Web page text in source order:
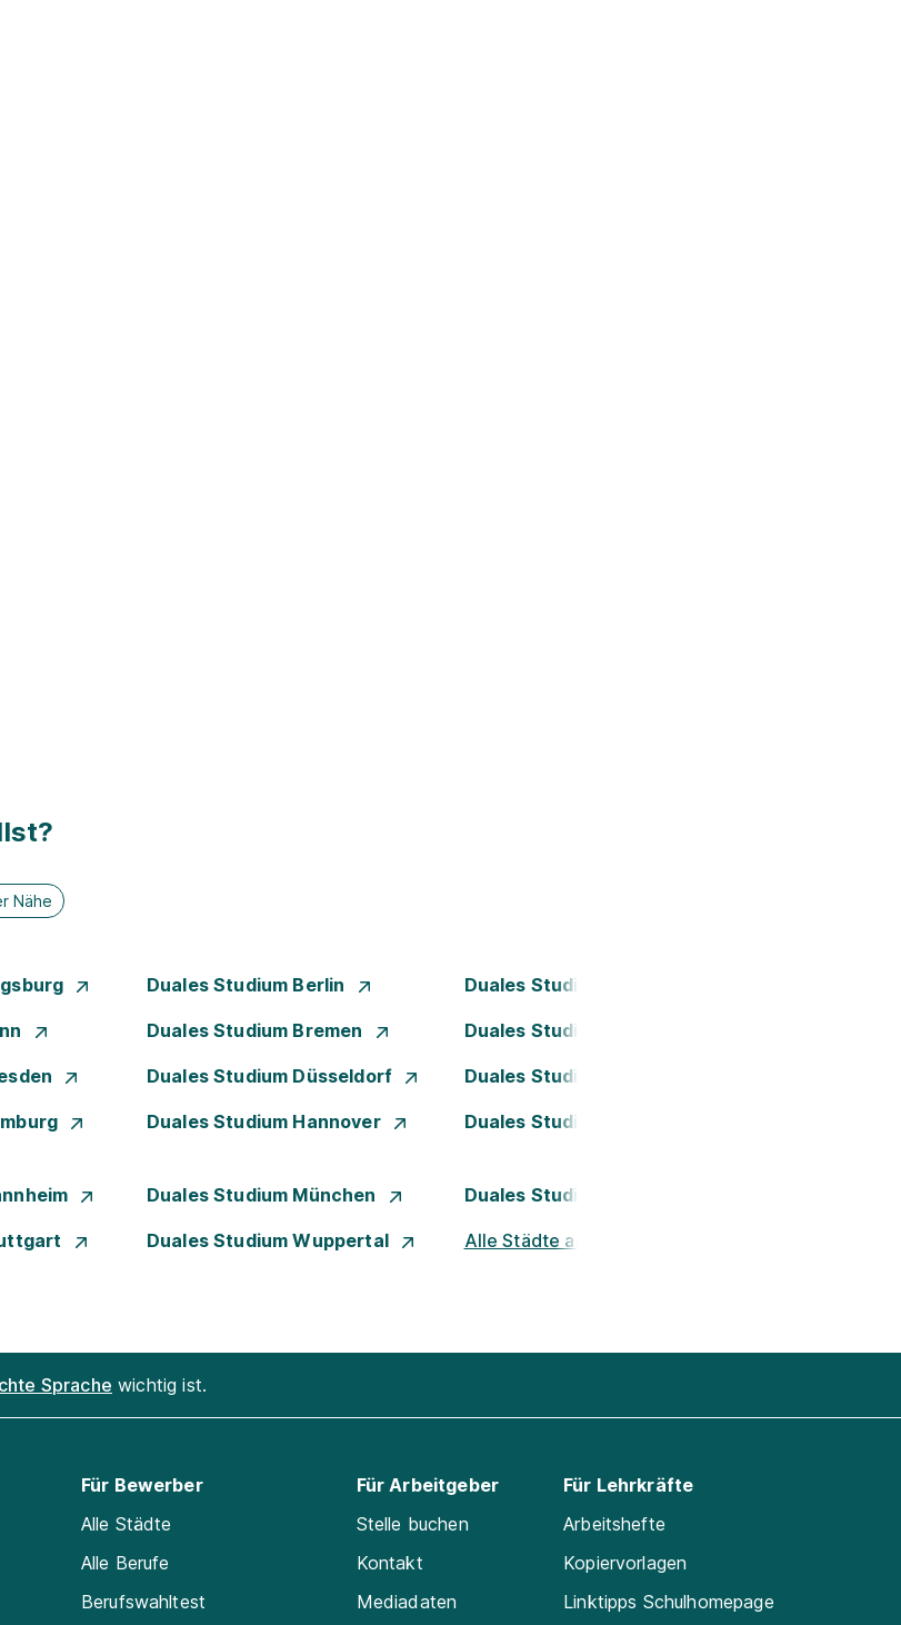
Nähe
Duales Studium Berlin Duales Studium Bielefeld
Duales Studium Bremen Duales Studium Darmstadt
Duales Studium Düsseldorf Duales Studium Essen
Duales Studium Hannover Duales Studium Kassel
Duales Studium München Duales Studium Nürnberg
Duales Studium Wuppertal Alle Städte ansehen
Sprache wichtig ist.
Für Bewerber
Alle Städte
Alle Berufe
Berufswahltest
Für Arbeitgeber
Stelle buchen
Kontakt
Mediadaten
Für Lehrkräfte
Arbeitshefte
Kopiervorlagen
Linktipps Schulhomepage